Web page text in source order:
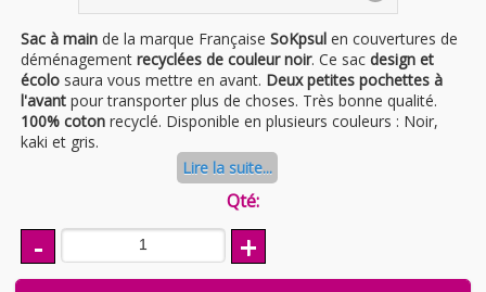
Sac à main de la marque Française SoKpsul en couvertures de
déménagement recyclées de couleur noir. Ce sac design et
écolo saura vous mettre en avant. Deux petites pochettes à
l'avant pour transporter plus de choses. Très bonne qualité.
100% coton recyclé. Disponible en plusieurs couleurs : Noir,
kaki et gris.
Lire la suite...
Qté:
- +